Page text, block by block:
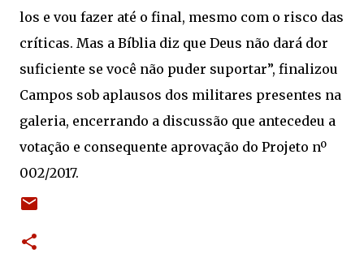
los e vou fazer até o final, mesmo com o risco das
críticas. Mas a Bíblia diz que Deus não dará dor
suficiente se você não puder suportar”, finalizou
Campos sob aplausos dos militares presentes na
galeria, encerrando a discussão que antecedeu a
votação e consequente aprovação do Projeto nº
002/2017.